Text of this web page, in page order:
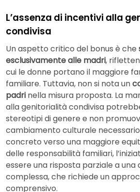
L’assenza di incentivi alla
condivisa
Un aspetto critico del bonus è che
esclusivamente alle madri,
cui le donne portano il maggiore
familiare. Tuttavia, non si nota un
padri nella misura proposta. La
alla genitorialità condivisa
stereotipi di genere e non
cambiamento culturale
concreto verso una maggiore
delle responsabilità familiari,
essere una risposta parziale a una
complessa, che richiede un
comprensivo.